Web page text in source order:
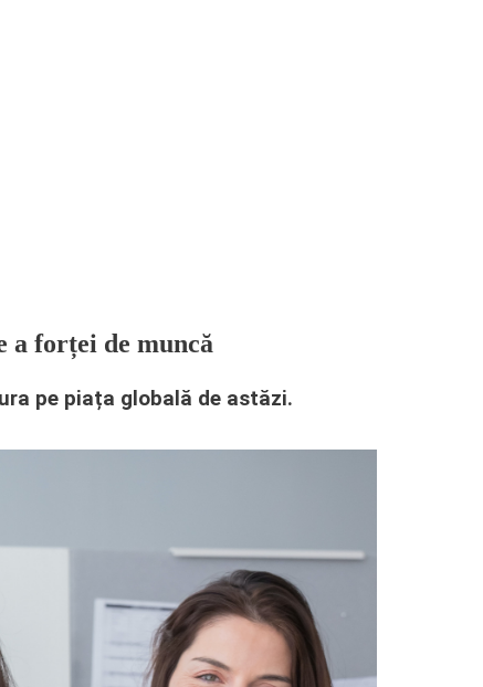
a forței de muncă
pe piața globală de astăzi.